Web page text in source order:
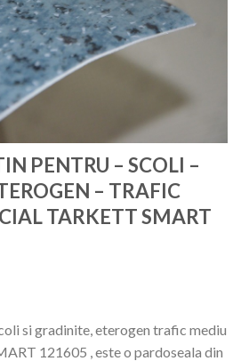
PENTRU – SCOLI –
– TRAFIC
TARKETT SMART
si gradinite, eterogen trafic mediu
121605 , este o pardoseala din